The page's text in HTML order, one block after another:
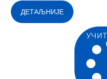
ДЕТАЉНИЈЕ